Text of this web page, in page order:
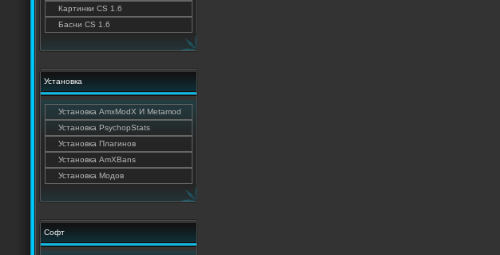
Картинки CS 1.6
Басни CS 1.6
Установка
Установка AmxModX И Metamod
Установка PsychopStats
Установка Плагинов
Установка AmXBans
Установка Модов
Софт